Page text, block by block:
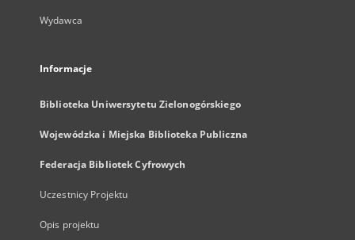
Wydawca
Informacje
Biblioteka Uniwersytetu Zielonogórskiego
Wojewódzka i Miejska Biblioteka Publiczna
Federacja Bibliotek Cyfrowych
Uczestnicy Projektu
Opis projektu